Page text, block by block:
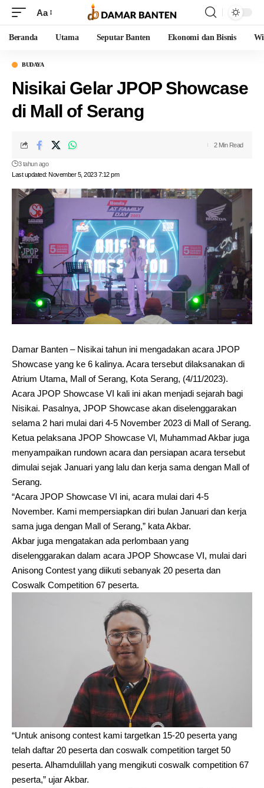
Aa
Beranda Utama Seputar Banten Ekonomi dan Bisnis
BUDAYA
Nisikai Gelar JPOP Showcase
di Mall of Serang
Last updated: November 5, 2023 7:12 pm
3 tahun ago
2 Min Read
Damar Banten – Nisikai tahun ini mengadakan acara JPOP
Showcase yang ke 6 kalinya. Acara tersebut dilaksanakan di
Atrium Utama, Mall of Serang, Kota Serang, (4/11/2023).
Acara JPOP Showcase VI kali ini akan menjadi sejarah bagi
Nisikai. Pasalnya, JPOP Showcase akan diselenggarakan
selama 2 hari mulai dari 4-5 November 2023 di Mall of Serang.
Ketua pelaksana JPOP Showcase Vl, Muhammad Akbar juga
menyampaikan rundown acara dan persiapan acara tersebut
dimulai sejak Januari yang lalu dan kerja sama dengan Mall of
Serang.
“Acara JPOP Showcase VI ini, acara mulai dari 4-5
November. Kami mempersiapkan diri bulan Januari dan kerja
sama juga dengan Mall of Serang,” kata Akbar.
Akbar juga mengatakan ada perlombaan yang
diselenggarakan dalam acara JPOP Showcase VI, mulai dari
Anisong Contest yang diikuti sebanyak 20 peserta dan
Coswalk Competition 67 peserta.
“Untuk anisong contest kami targetkan 15-20 peserta yang
telah daftar 20 peserta dan coswalk competition target 50
peserta. Alhamdulillah yang mengikuti coswalk competition 67
peserta,” ujar Akbar.